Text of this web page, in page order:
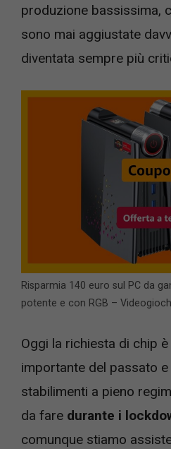
produzione bassissima,
sono mai aggiustate
diventata sempre più
Risparmia 140 euro sul PC da
potente e con RGB –
Oggi la richiesta di chip
importante del passato
stabilimenti a pieno
da fare durante i
comunque stiamo